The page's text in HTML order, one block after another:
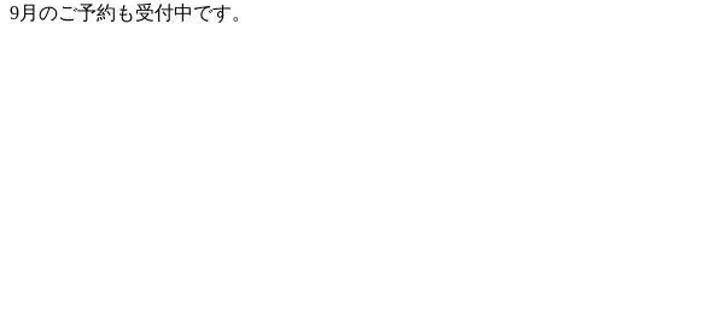
9月のご予約も受付中です。